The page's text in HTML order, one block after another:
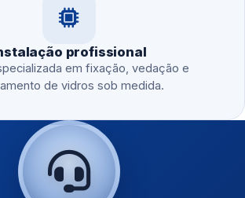
profissional
em fixação, vedação e
de vidros sob medida.